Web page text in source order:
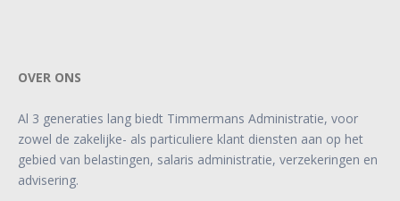
OVER ONS
Al 3 generaties lang biedt Timmermans Administratie, voor
zowel de zakelijke- als particuliere klant diensten aan op het
gebied van belastingen, salaris administratie, verzekeringen en
advisering.